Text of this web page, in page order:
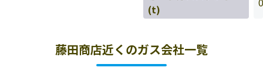
(t)
藤田商店近くのガス会社一覧